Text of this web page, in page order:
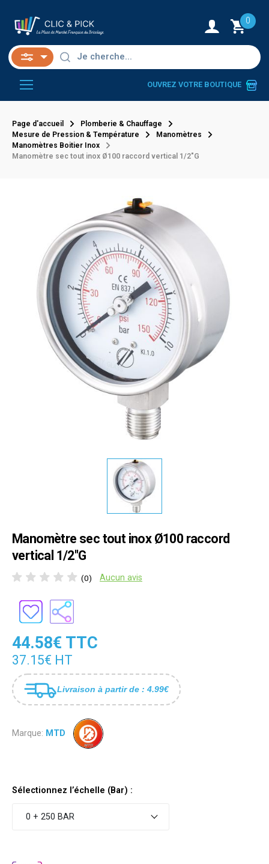
0
OUVREZ VOTRE BOUTIQUE
Page d'accueil
Plomberie & Chauffage
Mesure de Pression & Température
Manomètres
Manomètres Boitier Inox
Manomètre sec tout inox Ø100 raccord vertical 1/2"G
Manomètre sec tout inox Ø100 raccord
vertical 1/2"G
(0) Aucun avis
44.58€ TTC
37.15€ HT
Livraison à partir de : 4.99€
Marque: MTD
Sélectionnez l’échelle (Bar) :
0 + 250 BAR